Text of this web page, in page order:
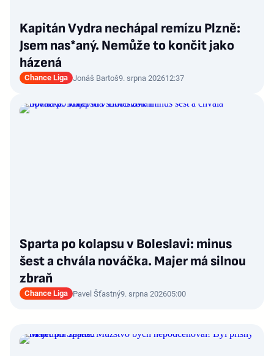
Kapitán Vydra nechápal remízu Plzně:
Jsem nas*aný. Nemůže to končit jako
házená
Chance Liga Jonáš Bartoš9. srpna 202612:37
Sparta po kolapsu v Boleslavi: minus
šest a chvála nováčka. Majer má silnou
zbraň
Chance Liga Pavel Šťastný9. srpna 202605:00